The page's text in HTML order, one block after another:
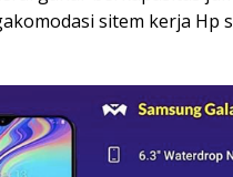
sitem kerja Hp